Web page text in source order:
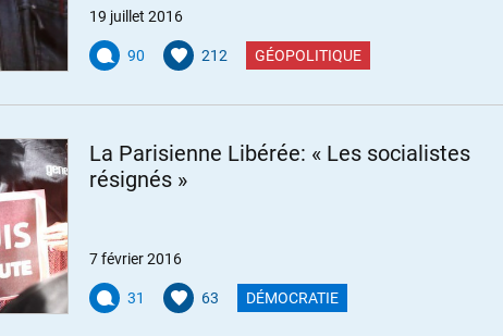
19 juillet 2016
90 212 GÉOPOLITIQUE
La Parisienne Libérée: « Les socialistes
résignés »
7 février 2016
31 63 DÉMOCRATIE